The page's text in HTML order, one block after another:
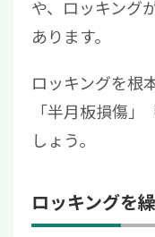
や、ロッキング
あります。
ロッキングを根
「半月板損傷
しょう。
ロッキングを